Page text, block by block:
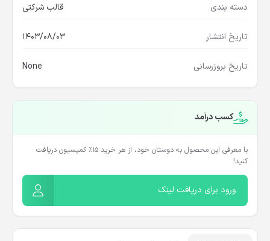
دسته بندی قالب شرکتی
تاریخ انتشار 1403/08/03
تاریخ بروزرسانی None
کسب درآمد
با معرفی این محصول به دوستان خود، از هر خرید ۱۵٪ کمیسیون دریافت
کنید!
ورود برای دریافت لینک